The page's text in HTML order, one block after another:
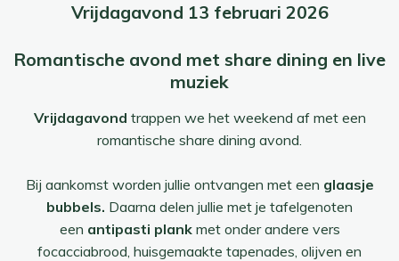
Vrijdagavond 13 februari 2026
Romantische avond met share dining en live
muziek
Vrijdagavond trappen we het weekend af met een
romantische share dining avond.
Bij aankomst worden jullie ontvangen met een glaasje
bubbels. Daarna delen jullie met je tafelgenoten
een antipasti plankmet onder andere vers
focacciabrood, huisgemaakte tapenades, olijven en